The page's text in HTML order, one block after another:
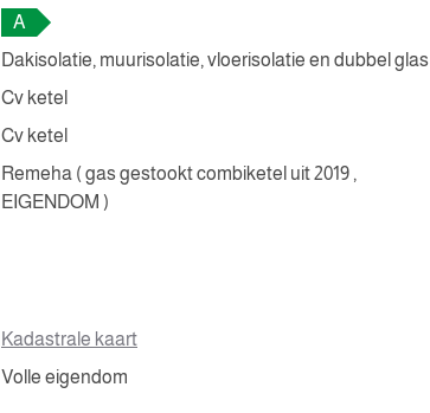
A
Dakisolatie, muurisolatie, vloerisolatie en dubbel glas
Cv ketel
Cv ketel
Remeha ( gas gestookt combiketel uit 2019 ,
EIGENDOM )
Kadastrale kaart
Volle eigendom